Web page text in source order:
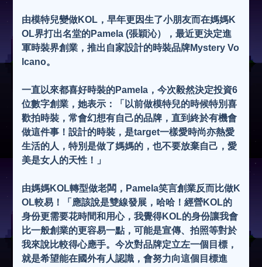
由模特兒變做KOL，早年更因生了小朋友而在媽媽K
OL界打出名堂的Pamela (張穎沁），最近更決定進
軍時裝界創業，推出自家設計的時裝品牌Mystery Vo
lcano。
一直以來都喜好時裝的Pamela，今次毅然決定投資6
位數字創業，她表示：「以前做模特兒的時候特別喜
歡拍時裝，常會幻想有自己的品牌，直到終於有機會
做這件事！設計的時裝，是target一樣愛時尚亦熱愛
生活的人，特別是做了媽媽的，也不要放棄自己，愛
美是女人的天性！」
由媽媽KOL轉型做老闆，Pamela笑言創業反而比做K
OL較易！「應該說是雙線發展，哈哈！經營KOL的
身份更需要花時間和用心，我覺得KOL的身份讓我會
比一般創業的更容易一點，可能是宣傳、拍照等對於
我來說比較得心應手。今次對品牌定立左一個目標，
就是希望能在國外有人認識，會努力向這個目標進